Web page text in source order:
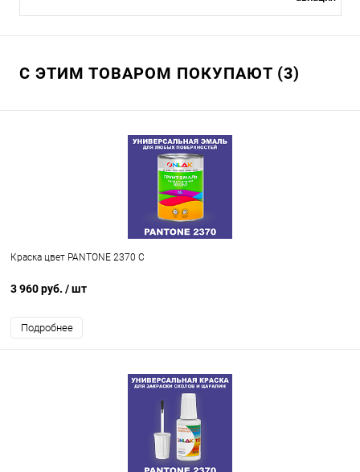
С ЭТИМ ТОВАРОМ ПОКУПАЮТ (3)
Краска цвет PANTONE 2370 C
3 960 руб. / шт
Подробнее